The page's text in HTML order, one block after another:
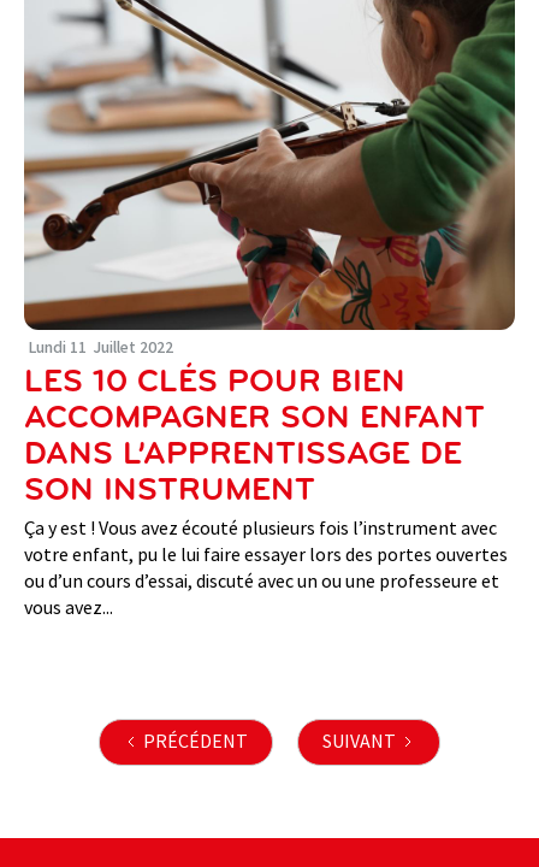
Lundi 11 Juillet 2022
LES 10 CLÉS POUR BIEN
ACCOMPAGNER SON ENFANT
DANS L’APPRENTISSAGE DE
SON INSTRUMENT
Ça y est ! Vous avez écouté plusieurs fois l’instrument avec
votre enfant, pu le lui faire essayer lors des portes ouvertes
ou d’un cours d’essai, discuté avec un ou une professeure et
vous avez...
PRÉCÉDENT SUIVANT